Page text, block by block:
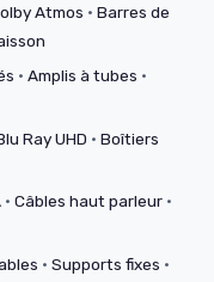
Atmos · Barres de
· Amplis à tubes ·
Ray UHD · Boîtiers
· Câbles haut parleur ·
· Supports fixes ·